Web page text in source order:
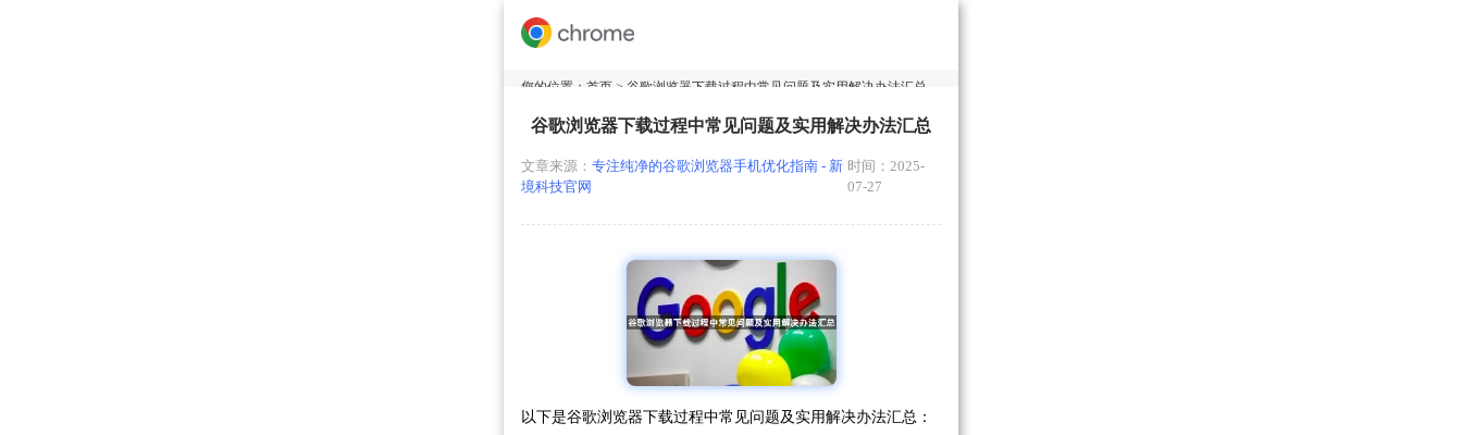
您的位置： 首页 > 谷歌浏览器下载过程中常见问题及实用解决办法汇总
谷歌浏览器下载过程中常见问题及实用解决办法汇总
文章来源： 专注纯净的谷歌浏览器手机优化指南 - 新
境科技官网
时间：2025-
07-27
以下是谷歌浏览器下载过程中常见问题及实用解决办法汇总：